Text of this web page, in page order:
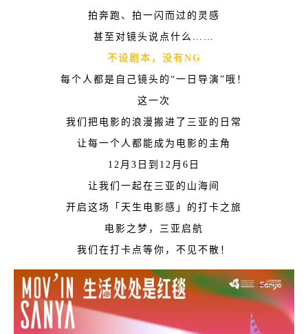
拍奔跑、拍一闪而过的灵感
甚至对镜头说点什么……
不设剧本，没有NG
每个人都是自己镜头的“一日导演”哦！
这一次
我们把电影的浪漫搬进了三亚的日常
让每一个人都能成为电影的主角
12月3日到12月6日
让我们一起在三亚的山海间
开启这场「天生电影感」的打卡之旅
电影之梦，三亚启航
我们在打卡点等你，不见不散！